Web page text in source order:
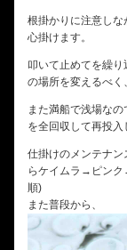
根掛かりに注意し
心掛けます。
叩いて止めてを繰
の場所を変えるべく
また満船で浅場な
を全回収して再投入
仕掛けのメンテナ
らケイムラ→ピン
順)
また普段から、